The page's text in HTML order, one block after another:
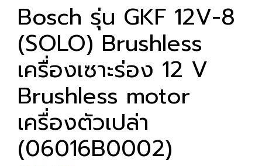
Bosch รุ่น GKF 12V-8
(SOLO) Brushless
เครื่องเซาะร่อง 12 V
Brushless motor
เครื่องตัวเปล่า
(06016B0002)